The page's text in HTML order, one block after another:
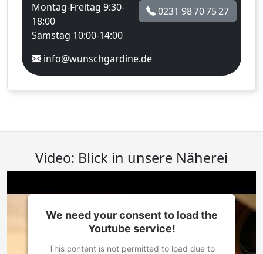
Montag-Freitag 9:30-
18:00
Samstag 10:00-14:00
0231 98 70 75 27
info@wunschgardine.de
Video: Blick in unsere Näherei
We need your consent to load the
Youtube service!
This content is not permitted to load due to